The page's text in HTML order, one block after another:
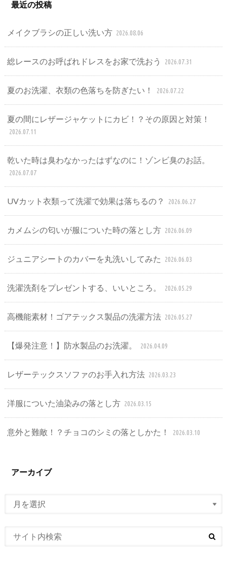
最近の投稿
メイクブラシの正しい洗い方 2026.08.06
総レースのお呼ばれドレスをお家で洗おう 2026.07.31
夏のお洗濯、衣類の色落ちを防ぎたい！ 2026.07.22
夏の間にレザージャケットにカビ！？その原因と対策！
2026.07.11
乾いた時は臭わなかったはずなのに！ゾンビ臭のお話。
2026.07.07
UVカット衣類って洗濯で効果は落ちるの？ 2026.06.27
カメムシの匂いが服についた時の落とし方 2026.06.09
ジュニアシートのカバーを丸洗いしてみた 2026.06.03
洗濯洗剤をプレゼントする、いいところ。 2026.05.29
高機能素材！ゴアテックス製品の洗濯方法 2026.05.27
【爆発注意！】防水製品のお洗濯。 2026.04.09
レザーテックスソファのお手入れ方法 2026.03.23
洋服についた油染みの落とし方 2026.03.15
意外と難敵！？チョコのシミの落としかた！ 2026.03.10
アーカイブ